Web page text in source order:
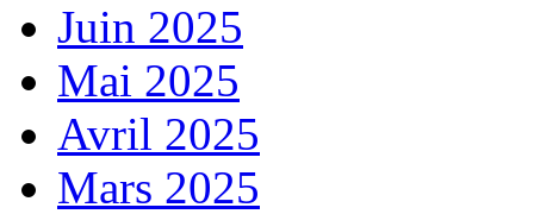
Juin 2025
Mai 2025
Avril 2025
Mars 2025